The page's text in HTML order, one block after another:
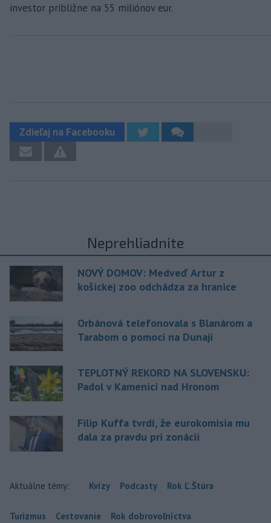
investor približne na 55 miliónov eur.
Zdieľaj na Facebooku
Neprehliadnite
NOVÝ DOMOV: Medveď Artur z
košickej zoo odchádza za hranice
Orbánová telefonovala s Blanárom a
Tarabom o pomoci na Dunaji
TEPLOTNÝ REKORD NA SLOVENSKU:
Padol v Kamenici nad Hronom
Filip Kuffa tvrdí, že eurokomisia mu
dala za pravdu pri zonácii
Aktuálne témy: Kvízy Podcasty Rok Ľ.Štúra
Turizmus Cestovanie Rok dobrovoľníctva